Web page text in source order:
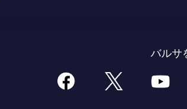
バルサ
facebook x youtube